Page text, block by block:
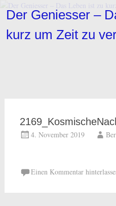
Zum
InhaltDer Geniesser –
kurz um Zeit zu
4. November 2019
Einen Kommentar